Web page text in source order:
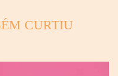
CURTIU